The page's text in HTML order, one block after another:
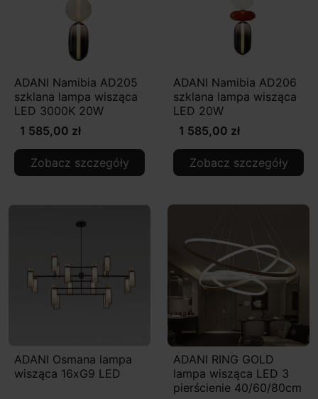
ADANI Namibia AD205
szklana lampa wisząca
LED 3000K 20W
1 585,00 zł
Zobacz szczegóły
ADANI Namibia AD206
szklana lampa wisząca
LED 20W
1 585,00 zł
Zobacz szczegóły
ADANI Osmana lampa
wisząca 16xG9 LED
ADANI RING GOLD
lampa wisząca LED 3
pierścienie 40/60/80cm